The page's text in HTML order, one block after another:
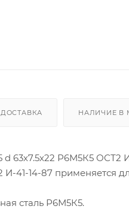
ДОСТАВКА НАЛИЧИЕ В
63х7.5х22 Р6М5К5 ОСТ2
41-14-87 применяется
сталь Р6М5К5.